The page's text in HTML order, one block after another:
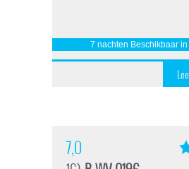
7 nachten Beschikbaar in
7,0